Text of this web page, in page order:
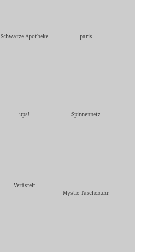
Schwarze Apotheke paris
ups! Spinnennetz
Verästelt
Mystic Taschenuhr